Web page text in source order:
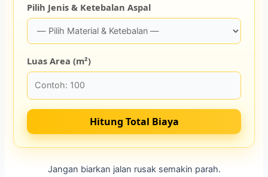
Pilih Jenis & Ketebalan Aspal
Luas Area (m²)
Hitung Total Biaya
Jangan biarkan jalan rusak semakin parah.